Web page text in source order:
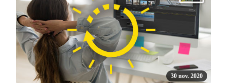
30 nov. 2020